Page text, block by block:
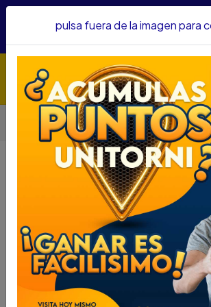
confianza&nbsp;Recibe un KIT
Inicio Automotriz
Gatos
TORRE BIG RED 3 TON JGO 2
TORRE BIG RED 3 TON
TORRE BIG RED 3 TON JGO 2 PZAS
SKU....73740028
DESCRIPCION...
Ligero gatos utilizados a soportar su
de levantar con un gato; Manejar una
pulsa fuera de la imagen para